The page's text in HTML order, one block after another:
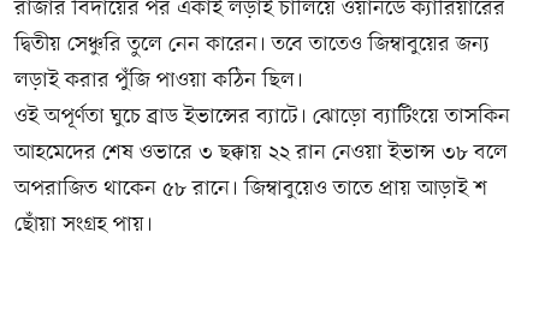
রাজার বিদায়ের পর একাই লড়াই চালিয়ে ওয়ানডে ক্যারিয়ারের
দ্বিতীয় সেঞ্চুরি তুলে নেন কারেন। তবে তাতেও জিম্বাবুয়ের জন্য
লড়াই করার পুঁজি পাওয়া কঠিন ছিল।
ওই অপূর্ণতা ঘুচে ব্রাড ইভান্সের ব্যাটে। ঝোড়ো ব্যাটিংয়ে তাসকিন
আহমেদের শেষ ওভারে ৩ ছক্কায় ২২ রান নেওয়া ইভান্স ৩৮ বলে
অপরাজিত থাকেন ৫৮ রানে। জিম্বাবুয়েও তাতে প্রায় আড়াই শ
ছোঁয়া সংগ্রহ পায়।